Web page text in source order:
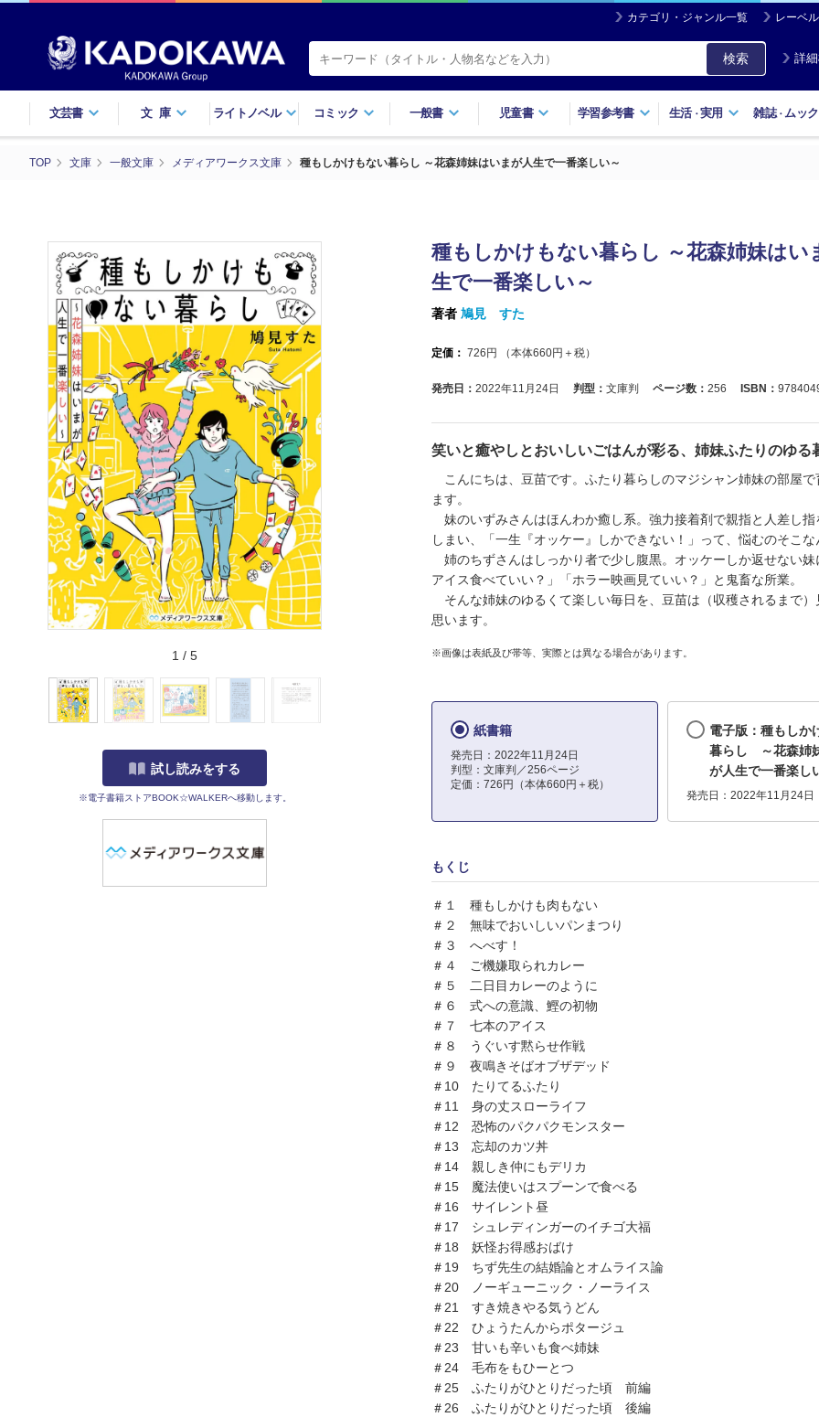
カテゴリ・ジャンル一覧 レーベ
検索 詳
文芸書 文庫 ライトノベル コミック 一般書 児童書 学習参考書 生活・実用 雑誌・ ムック
TOP 文庫 一般文庫 メディアワークス文庫 種もしかけもない暮らし ～花森姉妹はいまが人生で一番楽しい～
1 / 5
試し読みをする
※電子書籍ストアBOOK☆WALKERへ移動します。
種もしかけもない暮らし ～花森姉妹はい
生で一番楽しい～
著者 鳩見 すた
定価： 726 円 （本体660円＋税）
発売日： 2022年11月24日 判型： 文庫判 ページ数： 256 ISBN：
笑いと癒やしとおいしいごはんが彩る、姉妹ふたりのゆる
こんにちは、豆苗です。ふたり暮らしのマジシャン姉妹の部屋で
ます。
妹のいずみさんはほんわか癒し系。強力接着剤で親指と人差し指
しまい、「一生『オッケー』しかできない！」って、悩むのそこ
姉のちずさんはしっかり者で少し腹黒。オッケーしか返せない妹
アイス食べていい？」「ホラー映画見ていい？」と鬼畜な所業。
そんな姉妹のゆるくて楽しい毎日を、豆苗は（収穫されるまで）
思います。
※画像は表紙及び帯等、実際とは異なる場合があります。
紙書籍
発売日：2022年11月24日
判型：文庫判／256ページ
定価：726円（本体660円＋税）
電子版：種もしか
暮らし ～花森姉
が人生で一番楽し
発売日：2022年11月24日
もくじ
＃１ 種もしかけも肉もない
＃２ 無味でおいしいパンまつり
＃３ へべす！
＃４ ご機嫌取られカレー
＃５ 二日目カレーのように
＃６ 式への意識、鰹の初物
＃７ 七本のアイス
＃８ うぐいす黙らせ作戦
＃９ 夜鳴きそばオブザデッド
＃10 たりてるふたり
＃11 身の丈スローライフ
＃12 恐怖のパクパクモンスター
＃13 忘却のカツ丼
＃14 親しき仲にもデリカ
＃15 魔法使いはスプーンで食べる
＃16 サイレント昼
＃17 シュレディンガーのイチゴ大福
＃18 妖怪お得感おばけ
＃19 ちず先生の結婚論とオムライス論
＃20 ノーギューニック・ノーライス
＃21 すき焼きやる気うどん
＃22 ひょうたんからポタージュ
＃23 甘いも辛いも食べ姉妹
＃24 毛布をもひーとつ
＃25 ふたりがひとりだった頃 前編
＃26 ふたりがひとりだった頃 後編